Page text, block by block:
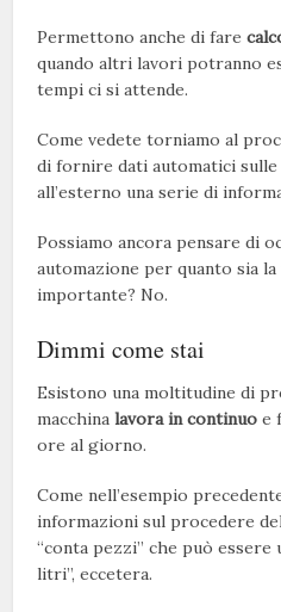
Permettono anche di fare
quando altri lavori potranno
tempi ci si attende.
Come vedete torniamo al
di fornire dati automatici sulle
all’esterno una serie di
Possiamo ancora pensare di
automazione per quanto sia
importante? No.
Dimmi come stai
Esistono una moltitudine di
macchinalavora in continuo e
ore al giorno.
Come nell’esempio
informazioni sul procedere
“conta pezzi” che può essere
litri”, eccetera.